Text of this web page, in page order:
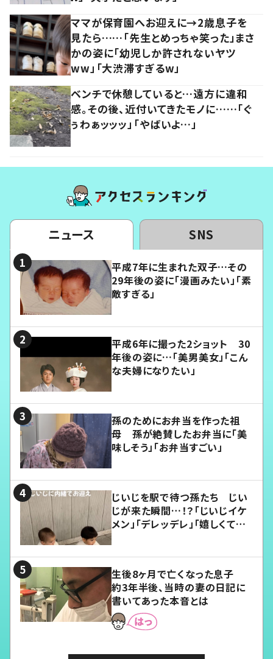
ママが保育園へお迎えに→2歳息子を
見たら……「先生とめっちゃ笑った」まさ
かの姿に「幼児しか許されないヤツ
ww」「大渋滞すぎるw」
ベンチで休憩していると…遠方に違和
感。その後、近付いてきたモノに……「ぐ
ぅわぁッッッ」「やばいよ…」
ニュース SNS
平成7年に生まれた双子…その
29年後の姿に「漫画みたい」「素
敵すぎる」
平成6年に撮った2ショット 30
年後の姿に…「美男美女」「こん
な夫婦になりたい」
孫のためにお弁当を作った祖
母 孫が絶賛したお弁当に「美
味しそう」「お弁当すごい」
じいじを駅で待つ孫たち じい
じが来た瞬間…！？「じいじイケ
メン」「デレッデレ」「嬉しくて可
生後8ヶ月で亡くなった息子
約3年半後、当時の妻の日記に
書いてあった本音とは